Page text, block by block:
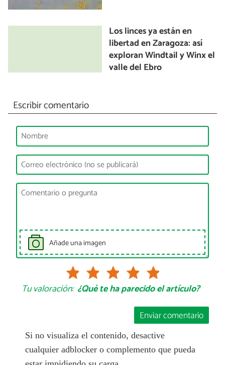
Los linces ya están en
libertad en Zaragoza: así
exploran Windtail y Winx el
valle del Ebro
Escribir comentario
Añade una imagen
Tu valoración: ¿Qué te ha parecido el artículo?
Enviar comentario
Si no visualiza el contenido, desactive
cualquier adblocker o complemento que pueda